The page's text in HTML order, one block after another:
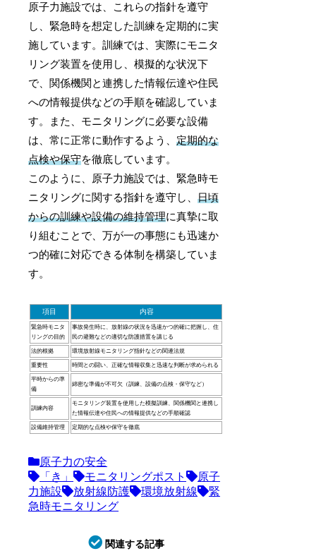
原子力施設では、これらの指針を遵守
し、緊急時を想定した訓練を定期的に実
施しています。訓練では、実際にモニタ
リング装置を使用し、模擬的な状況下
で、関係機関と連携した情報伝達や住民
への情報提供などの手順を確認していま
す。また、モニタリングに必要な設備
は、常に正常に動作するよう、定期的な
点検や保守を徹底しています。
このように、原子力施設では、緊急時モ
ニタリングに関する指針を遵守し、日頃
からの訓練や設備の維持管理に真摯に取
り組むことで、万が一の事態にも迅速か
つ的確に対応できる体制を構築していま
す。
項目 内容
緊急時モニタ
リングの目的
事故発生時に、放射線の状況を迅速かつ的確に把握し、住
民の避難などの適切な防護措置を講じる
法的根拠 環境放射線モニタリング指針などの関連法規
重要性 時間との闘い、正確な情報収集と迅速な判断が求められる
平時からの準
備
綿密な準備が不可欠（訓練、設備の点検・保守など）
訓練内容
モニタリング装置を使用した模擬訓練、関係機関と連携し
た情報伝達や住民への情報提供などの手順確認
設備維持管理 定期的な点検や保守を徹底
原子力の安全
「き」
モニタリングポスト
原子
力施設
放射線防護 環境放射線
緊
急時モニタリング
関連する記事